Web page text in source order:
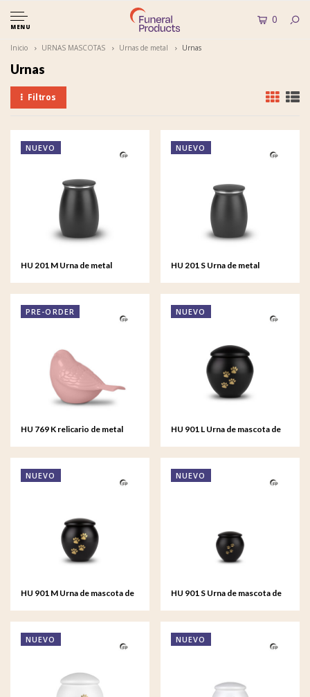
MENU
0
Inicio URNAS MASCOTAS Urnas de metal Urnas
Urnas
Filtros
NUEVO
HU 201 M Urna de metal
NUEVO
HU 201 S Urna de metal
PRE-ORDER
HU 769 K relicario de metal
NUEVO
HU 901 L Urna de mascota de
NUEVO
HU 901 M Urna de mascota de
NUEVO
HU 901 S Urna de mascota de
NUEVO NUEVO